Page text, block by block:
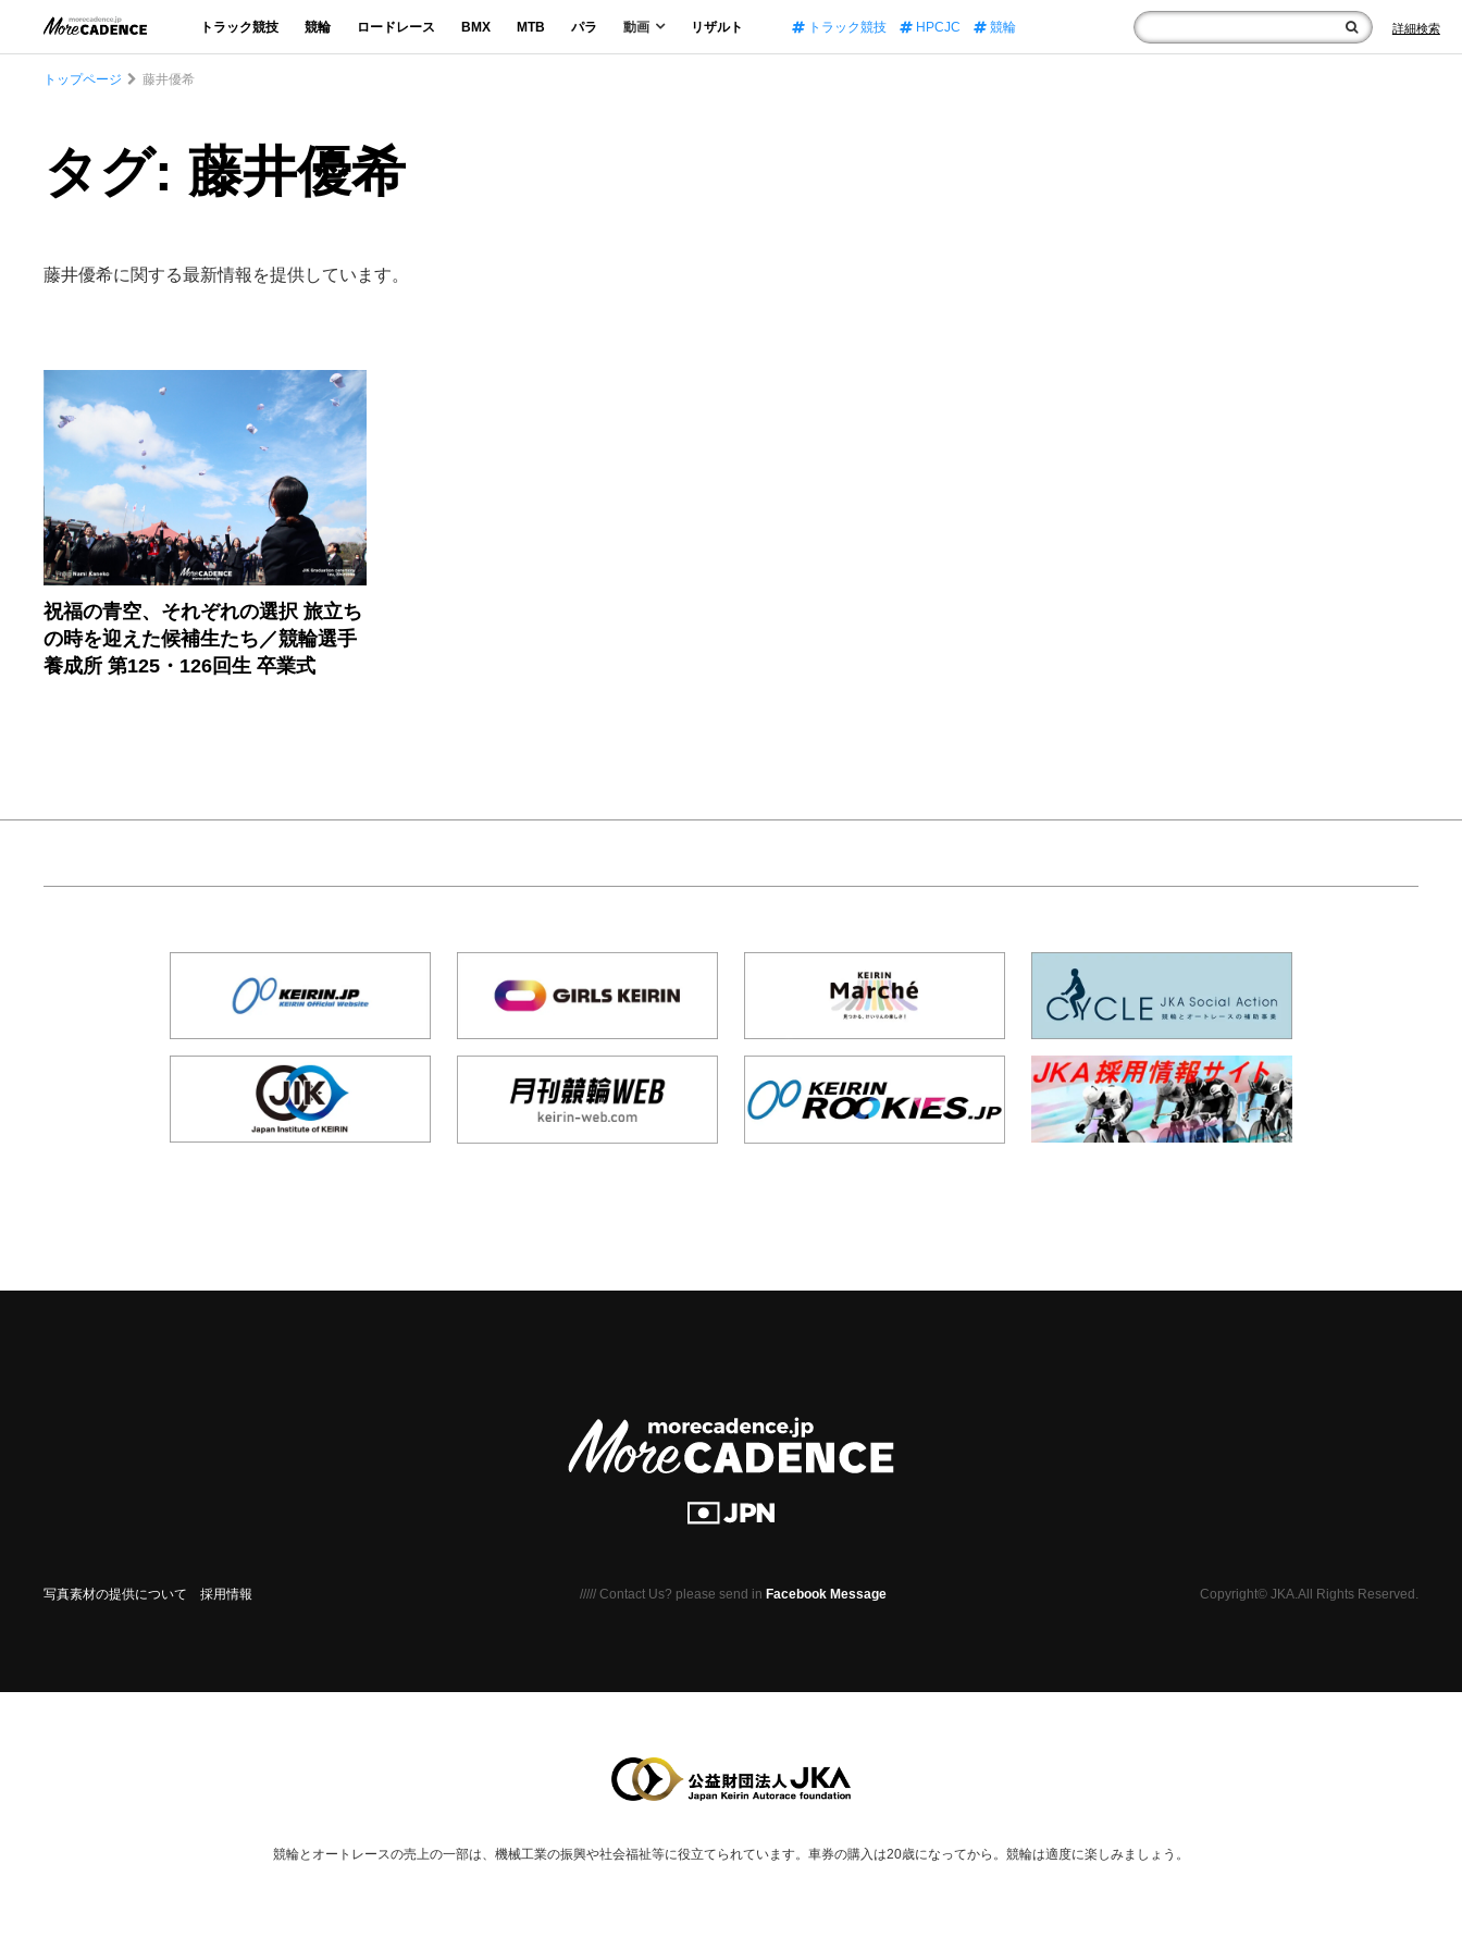
トラック競技 競輪 ロードレース BMX MTB パラ 動画 リザルト トラック競技 HPCJC 競輪 詳細検索
トップページ 藤井優希
タグ: 藤井優希
藤井優希に関する最新情報を提供しています。
祝福の青空、それぞれの選択 旅立ち
の時を迎えた候補生たち／競輪選手
養成所 第125・126回生 卒業式
写真素材の提供について 採用情報 ///// Contact Us? please send in Facebook Message Copyright© JKA.All Rights Reserved.
競輪とオートレースの売上の一部は、 機械⼯業の振興や社会福祉等に役⽴てられています。 車券の購入は20歳になってから。競輪は適度に楽しみましょう。